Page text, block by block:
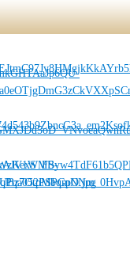
и красивее.